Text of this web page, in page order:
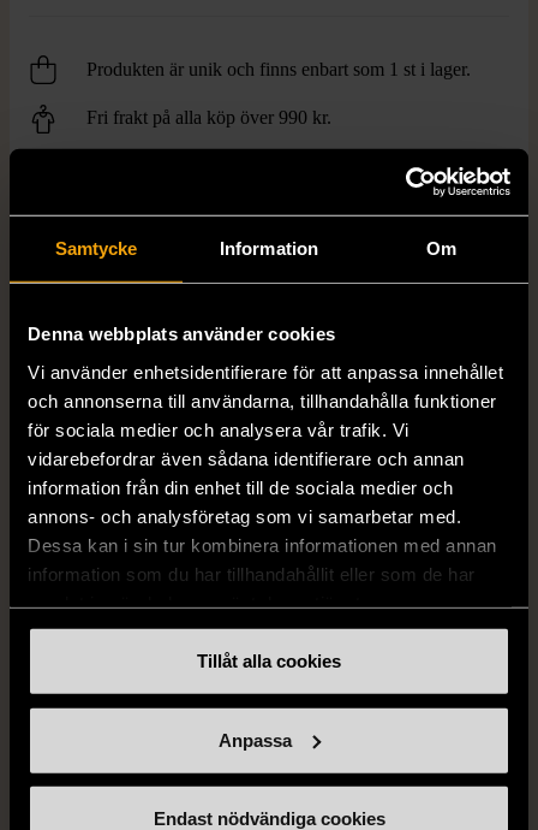
Samtycke Information Om
Denna webbplats använder cookies
Vi använder enhetsidentifierare för att anpassa innehållet
och annonserna till användarna, tillhandahålla funktioner
för sociala medier och analysera vår trafik. Vi
vidarebefordrar även sådana identifierare och annan
information från din enhet till de sociala medier och
annons- och analysföretag som vi samarbetar med.
Dessa kan i sin tur kombinera informationen med annan
information som du har tillhandahållit eller som de har
Tillåt alla cookies
Anpassa
Endast nödvändiga cookies
Produkten är unik och finns enbart som 1 st i lager.
Fri frakt på alla köp över 990 kr.
FRÅN SAMMA VARUMÄRKE
Hitta produkter från samma varumärke
1/5
Ehrner - Vågformade blå
glas vaser - 3 st
1/5
Kosta Boda Anna Ehrer
Atoll Ljusstake i blått glas
Mycket gott skick